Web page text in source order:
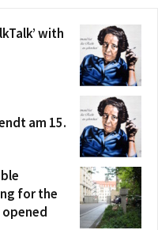
with
am 15.
for the